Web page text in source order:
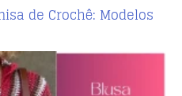
de Crochê: Modelos